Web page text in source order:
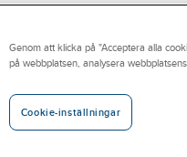
eller verkstad? Vi på
eller privatbostad har vi
tryckknappar, givare
Genom att klicka på "Acceptera alla
på webbplatsen, analysera
Cookie-inställningar